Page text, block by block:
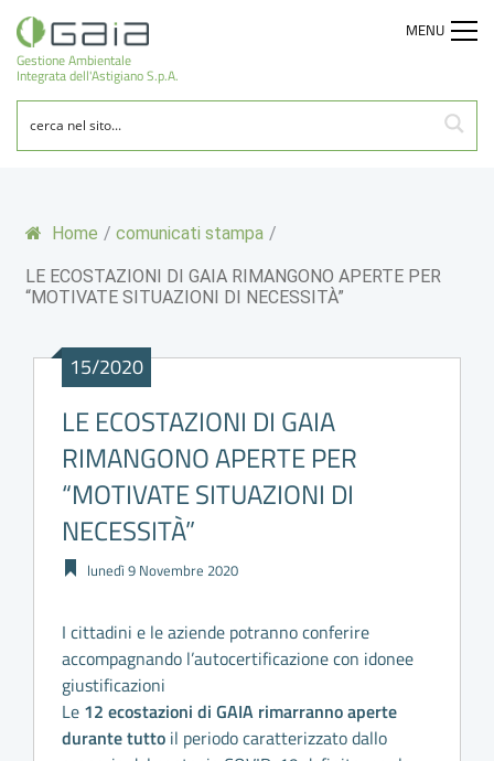
Gestione Ambientale
Integrata dell'Astigiano S.p.A.
MENU
Home / comunicati stampa /
LE ECOSTAZIONI DI GAIA RIMANGONO APERTE PER
“MOTIVATE SITUAZIONI DI NECESSITÀ”
15/2020
LE ECOSTAZIONI DI GAIA
RIMANGONO APERTE PER
“MOTIVATE SITUAZIONI DI
NECESSITÀ”
lunedì 9 Novembre 2020
I cittadini e le aziende potranno conferire
accompagnando l’autocertificazione con idonee
giustificazioni
Le 12 ecostazioni di GAIA rimarranno aperte
durante tutto il periodo caratterizzato dallo